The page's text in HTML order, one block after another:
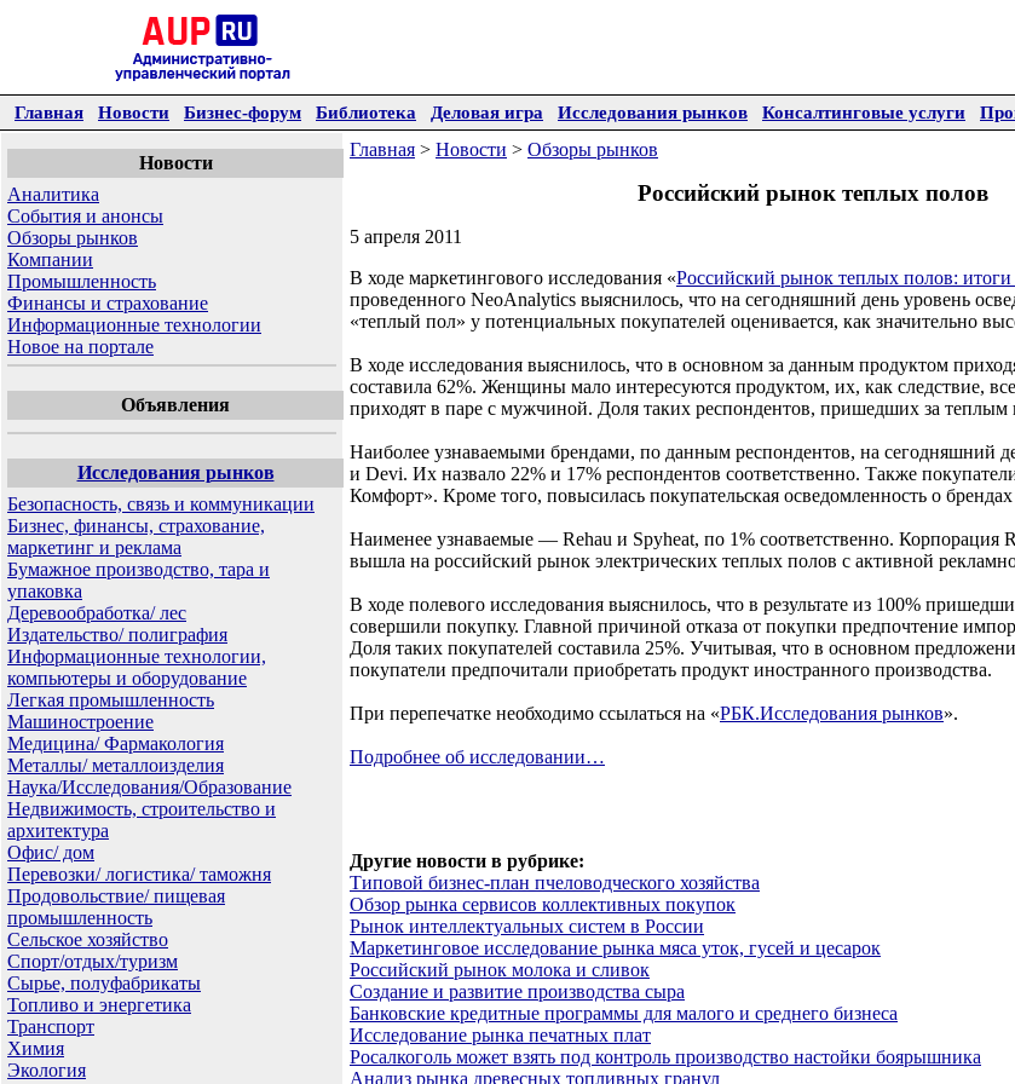
Главная Новости Бизнес-форум Библиотека Деловая игра Исследования рынков Консалтинговые услуги
Новости
Аналитика
События и анонсы
Обзоры рынков
Компании
Промышленность
Финансы и страхование
Информационные технологии
Новое на портале
Объявления
Исследования рынков
Безопасность, связь и коммуникации
Бизнес, финансы, страхование,
маркетинг и реклама
Бумажное производство, тара и
упаковка
Деревообработка/ лес
Издательство/ полиграфия
Информационные технологии,
компьютеры и оборудование
Легкая промышленность
Машиностроение
Медицина/ Фармакология
Металлы/ металлоизделия
Наука/Исследования/Образование
Недвижимость, строительство и
архитектура
Офис/ дом
Перевозки/ логистика/ таможня
Продовольствие/ пищевая
промышленность
Сельское хозяйство
Спорт/отдых/туризм
Сырье, полуфабрикаты
Топливо и энергетика
Транспорт
Химия
Экология
Главная > Новости > Обзоры рынков
Российский рынок теплых полов
5 апреля 2011
В ходе маркетингового исследования «Российский рынок теплых полов: итоги
проведенного NeoAnalytics выяснилось, что на сегодняшний день уровень
«теплый пол» у потенциальных покупателей оценивается, как значительно
В ходе исследования выяснилось, что в основном за данным продуктом
составила 62%. Женщины мало интересуются продуктом, их, как следствие,
приходят в паре с мужчиной. Доля таких респондентов, пришедших за теплым
Наиболее узнаваемыми брендами, по данным респондентов, на сегодняшний
и Devi. Их назвало 22% и 17% респондентов соответственно. Также
Комфорт». Кроме того, повысилась покупательская осведомленность о
Наименее узнаваемые — Rehau и Spyheat, по 1% соответственно. Корпорация
вышла на российский рынок электрических теплых полов с активной
В ходе полевого исследования выяснилось, что в результате из 100%
совершили покупку. Главной причиной отказа от покупки предпочтение
Доля таких покупателей составила 25%. Учитывая, что в основном
покупатели предпочитали приобретать продукт иностранного производства.
При перепечатке необходимо ссылаться на «РБК.Исследования рынков».
Подробнее об исследовании…
Другие новости в рубрике:
Типовой бизнес-план пчеловодческого хозяйства
Обзор рынка сервисов коллективных покупок
Рынок интеллектуальных систем в России
Маркетинговое исследование рынка мяса уток, гусей и цесарок
Российский рынок молока и сливок
Создание и развитие производства сыра
Банковские кредитные программы для малого и среднего бизнеса
Исследование рынка печатных плат
Росалкоголь может взять под контроль производство настойки боярышника
Анализ рынка древесных топливных гранул